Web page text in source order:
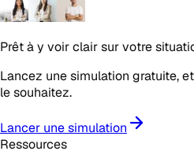
Prêt à y voir clair sur votre
Lancez une simulation gratuite,
le souhaitez.
Lancer une simulation
Ressources